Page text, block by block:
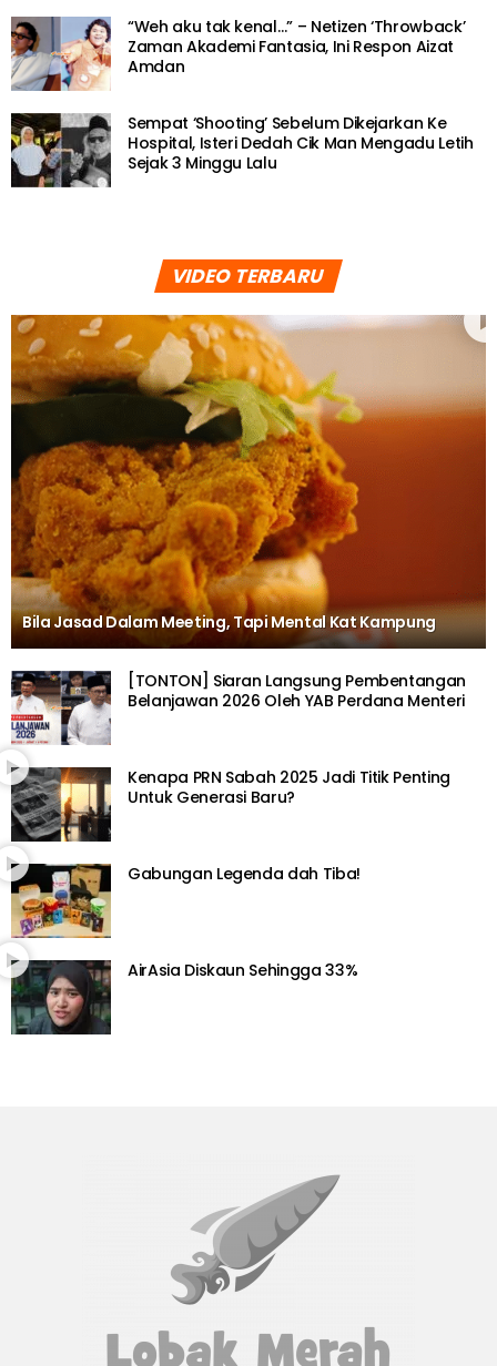
“Weh aku tak kenal…” – Netizen ‘Throwback’
Zaman Akademi Fantasia, Ini Respon Aizat
Amdan
Sempat ‘Shooting’ Sebelum Dikejarkan Ke
Hospital, Isteri Dedah Cik Man Mengadu Letih
Sejak 3 Minggu Lalu
VIDEO TERBARU
Bila Jasad Dalam Meeting, Tapi Mental Kat Kampung
[TONTON] Siaran Langsung Pembentangan
Belanjawan 2026 Oleh YAB Perdana Menteri
Kenapa PRN Sabah 2025 Jadi Titik Penting
Untuk Generasi Baru?
Gabungan Legenda dah Tiba!
AirAsia Diskaun Sehingga 33%